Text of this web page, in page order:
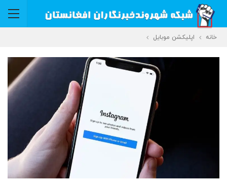
خانه اپلیکشن موبایل